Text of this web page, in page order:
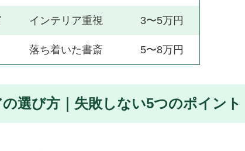
インテリア重視 3〜5万円
落ち着いた書斎 5〜8万円
選び方｜失敗しない5つのポイント